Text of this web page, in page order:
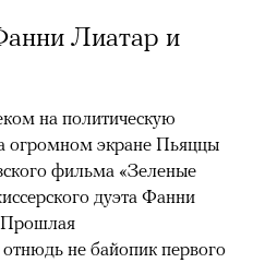
Лиатар и
на политическую
огромном экране Пьяццы
фильма «Зеленые
дуэта Фанни
не байопик первого